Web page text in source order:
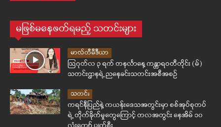
မဖြစ်မနေဖတ်ရမည့် သတင်းများ
မာလ်တီမီဒီယာ
ဩဂုတ်လ ၃ ရက် တနင်္လာနေ့ ကန္တာရဝတီတိုင်း (မ်)
သတင်းဌာနရဲ့ ညနေခင်းသတင်းအစီအစဉ်
သတင်း
ကရင်နီပြည်နဲ့ ကယန်းဒေသအတွင်းမှာ စစ်အုပ်စုတပ်
ရဲ့ တိုက်ခိုက်မှုတွေကြောင့် တလအတွင်း နေအိမ် ၁၀